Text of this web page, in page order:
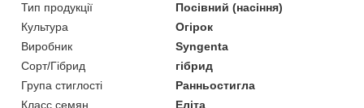
Тип продукції
Посівний (насіння)
Культура
Огірок
Виробник
Syngenta
Сорт/Гібрид
гібрид
Група стиглості
Ранньостигла
Класс семян
Еліта